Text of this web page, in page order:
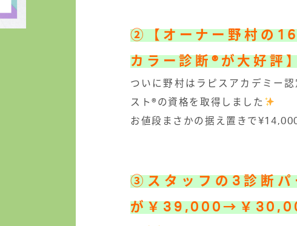
②【オーナー野村の
カラー診断®︎が大好評 】
ついに野村はラピスアカデミー
スト®︎の資格を取得しました
お値段まさかの据え置きで
③スタッフの3診断パ
が￥39,000→￥